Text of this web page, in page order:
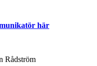
här
Rådström